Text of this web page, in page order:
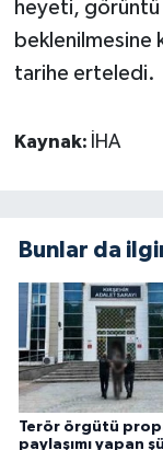
heyeti, görüntü
beklenilmesine
tarihe erteledi.
Kaynak: İHA
Bunlar da
Terör örgütü
paylaşımı yapan